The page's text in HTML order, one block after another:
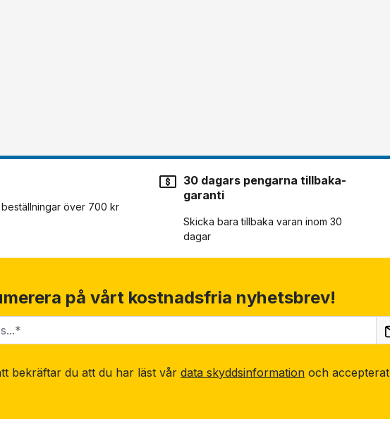
över 700 kr
30 dagars pengarna tillbaka-
garanti
Skicka bara tillbaka varan inom 30
dagar
på vårt kostnadsfria nyhetsbrev!
bekräftar du att du har läst vår data skyddsinformation och accepterat